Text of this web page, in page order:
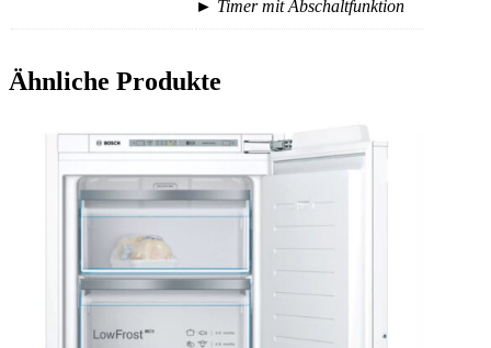
► Timer mit Abschaltfunktion
Ähnliche Produkte